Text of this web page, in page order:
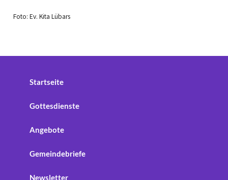
Foto: Ev. Kita Lübars
Startseite
Gottesdienste
Angebote
Gemeindebriefe
Newsletter